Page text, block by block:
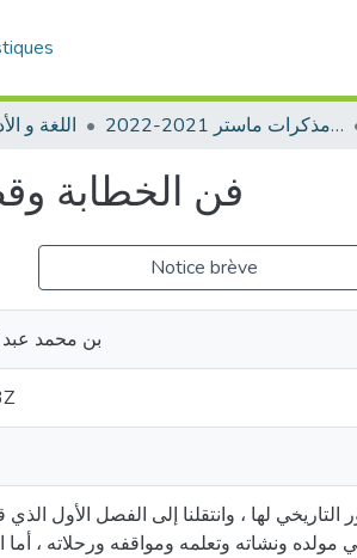
📖اللغة و ادب عربي -مذكرات ماستر 2021-2022
فن الخطابة
Notice brève
بن محمد
التاريخي لها ، وانتقلنا إلى الفصل الأول
مولده ونشاته وتعلمه ومواقفه ورحلاته ،